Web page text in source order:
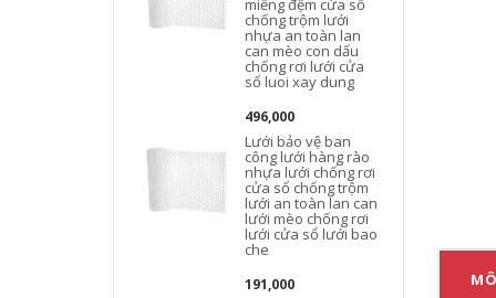
miếng đệm cửa sổ
chống trộm lưới
nhựa an toàn lan
can mèo con dấu
chống rơi lưới cửa
sổ luoi xay dung
496,000
Lưới bảo vệ ban
công lưới hàng rào
nhựa lưới chống rơi
cửa sổ chống trộm
lưới an toàn lan can
lưới mèo chống rơi
lưới cửa sổ lưới bao
che
191,000